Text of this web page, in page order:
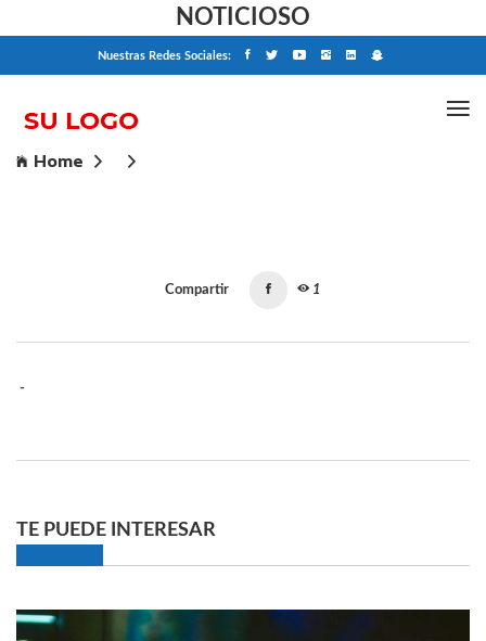
NOTICIOSO
Nuestras Redes Sociales:
Home
Compartir 1
-
TE PUEDE INTERESAR